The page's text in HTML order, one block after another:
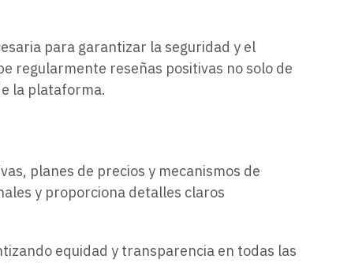
para garantizar la seguridad y el
regularmente reseñas positivas no solo de
la plataforma.
planes de precios y mecanismos de
y proporciona detalles claros
equidad y transparencia en todas las